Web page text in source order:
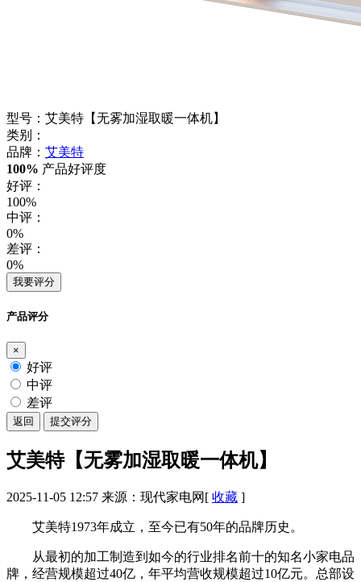
型号：艾美特【无雾加湿取暖一体机】
类别：
品牌： 艾美特
100% 产品好评度
好评：
100%
中评：
0%
差评：
0%
我要评分
产品评分
×
好评
中评
差评
返回 提交评分
艾美特【无雾加湿取暖一体机】
2025-11-05 12:57 来源：现代家电网 [ 收藏 ]
艾美特1973年成立，至今已有50年的品牌历史。
从最初的加工制造到如今的行业排名前十的知名小家电品
牌，经营规模超过40亿，年平均营收规模超过10亿元。总部设